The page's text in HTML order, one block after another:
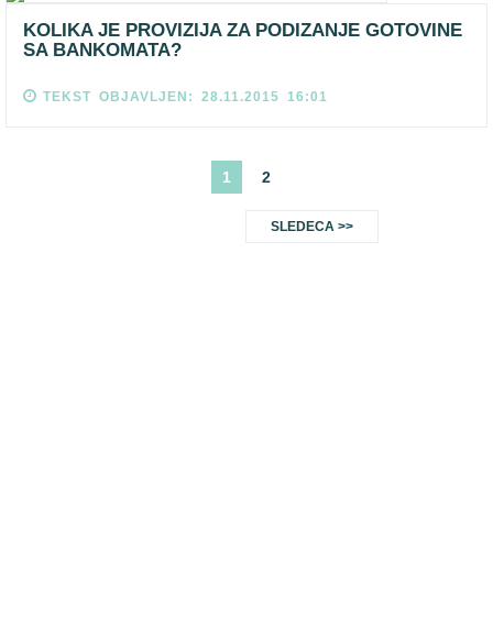
KOLIKA JE PROVIZIJA ZA PODIZANJE GOTOVINE
SA BANKOMATA?
TEKST OBJAVLJEN: 28.11.2015 16:01
1 2
SLEDECA >>